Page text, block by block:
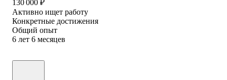
130 000 ₽
Активно ищет работу
Конкретные достижения
Общий опыт
6 лет 6 месяцев